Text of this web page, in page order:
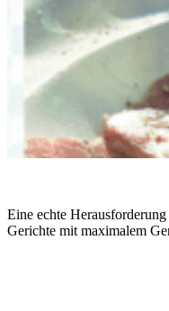
Eine echte
Gerichte mit maximalem